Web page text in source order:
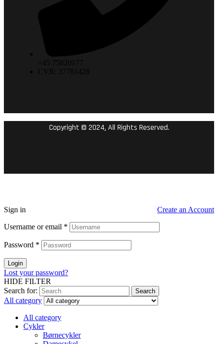
+45 75820177
CVR: 37781428
Copyright © 2024.All Rights Reserved.
Sign in Create an Account
Username or email *
Password *
Login
Lost your password?
HIDE FILTER
Search for:
Search
All category
All category
Cykler
Børnecykler